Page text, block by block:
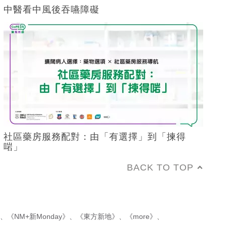
中醫看中風後吞嚥障礙
社區藥房服務配對：由「有選擇」到「揀得
啱」
BACK TO TOP
、 《NM+新Monday》 、 《東方新地》 、 《more》 、